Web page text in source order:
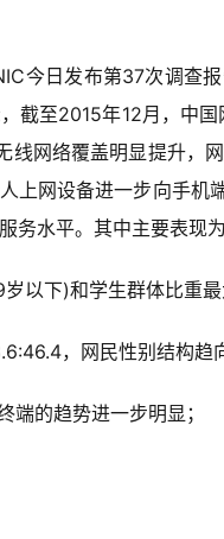
今日发布第37次调查
截至2015年12月，中
线网络覆盖明显提升，
上网设备进一步向手机
务水平。其中主要表现为
以下)和学生群体比重最
，网民性别结构趋
端的趋势进一步明显；